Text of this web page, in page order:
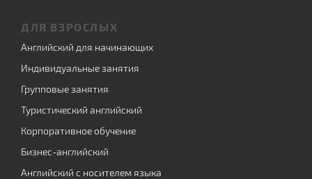
ДЛЯ ВЗРОСЛЫХ
Английский для начинающих
Индивидуальные занятия
Групповые занятия
Туристический английский
Корпоративное обучение
Бизнес-английский
Английский с носителем языка